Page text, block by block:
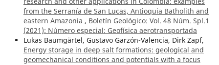
from the Serranía de San Lucas, Antioquia Batholith and
eastern Amazonia , Boletín Geológico: Vol. 48 Núm. Spl.1
(2021): Número especial: Geofísica aerotransportada
Lukas Baumgärtel, Gustavo Garzón-Valencia, Dirk Zapf,
Energy storage in deep salt formations: geological and
geomechanical conditions and potentials with a focus